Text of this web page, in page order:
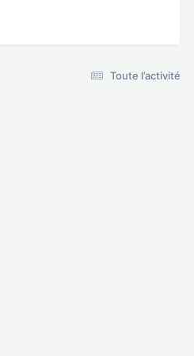
Toute l’activité